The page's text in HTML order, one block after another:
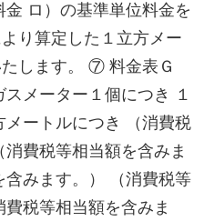
ロ）の基準単位料金を
り算定した１立方メー
します。 ⑦ 料金表Ｇ
メーター１個につき １
ートルにつき （消費税
費税等相当額を含みま
みます。） （消費税等
税等相当額を含みま